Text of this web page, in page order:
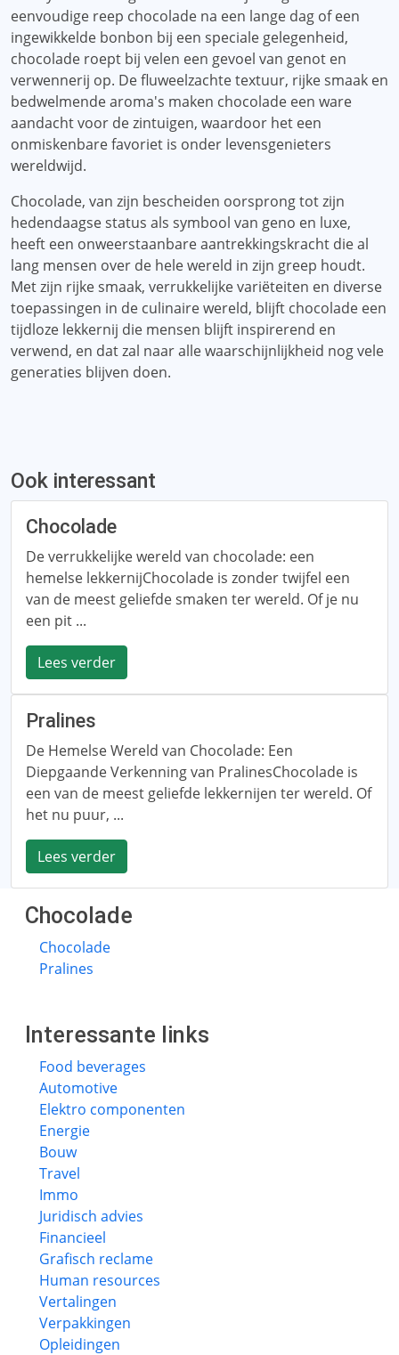
eenvoudige reep chocolade na een lange dag of een
ingewikkelde bonbon bij een speciale gelegenheid,
chocolade roept bij velen een gevoel van genot en
verwennerij op. De fluweelzachte textuur, rijke smaak en
bedwelmende aroma's maken chocolade een ware
aandacht voor de zintuigen, waardoor het een
onmiskenbare favoriet is onder levensgenieters
wereldwijd.
Chocolade, van zijn bescheiden oorsprong tot zijn
hedendaagse status als symbool van geno en luxe,
heeft een onweerstaanbare aantrekkingskracht die al
lang mensen over de hele wereld in zijn greep houdt.
Met zijn rijke smaak, verrukkelijke variëteiten en diverse
toepassingen in de culinaire wereld, blijft chocolade een
tijdloze lekkernij die mensen blijft inspirerend en
verwend, en dat zal naar alle waarschijnlijkheid nog vele
generaties blijven doen.
Ook interessant
Chocolade
De verrukkelijke wereld van chocolade: een
hemelse lekkernijChocolade is zonder twijfel een
van de meest geliefde smaken ter wereld. Of je nu
een pit ...
Lees verder
Pralines
De Hemelse Wereld van Chocolade: Een
Diepgaande Verkenning van PralinesChocolade is
een van de meest geliefde lekkernijen ter wereld. Of
het nu puur, ...
Lees verder
Chocolade
Chocolade
Pralines
Interessante links
Food beverages
Automotive
Elektro componenten
Energie
Bouw
Travel
Immo
Juridisch advies
Financieel
Grafisch reclame
Human resources
Vertalingen
Verpakkingen
Opleidingen